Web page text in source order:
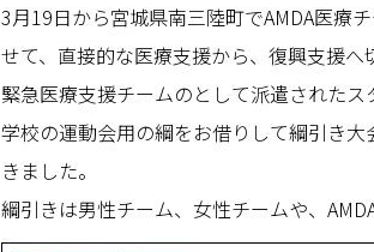
3月19日から宮城県南三陸町でAMDA医療
せて、直接的な医療支援から、復興支援へ
緊急医療支援チームのとして派遣された
学校の運動会用の綱をお借りして綱引き
きました。
綱引きは男性チーム、女性チームや、